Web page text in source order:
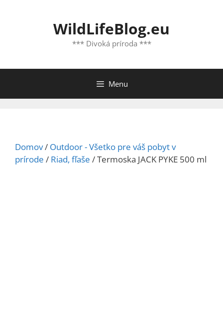
WildLifeBlog.eu
*** Divoká príroda ***
Menu
Domov/ Outdoor - Všetko pre váš pobyt v
prírode / Riad, fľaše / Termoska JACK PYKE 500 ml